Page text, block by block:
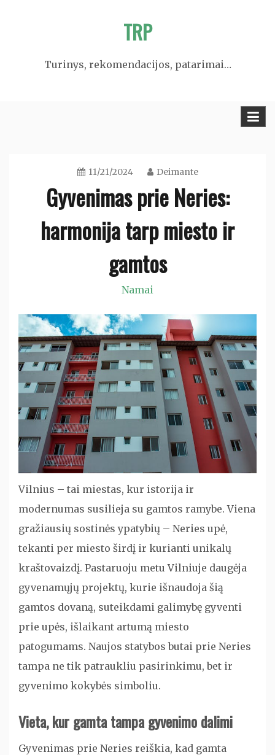
TRP
Turinys, rekomendacijos, patarimai…
11/21/2024 Deimante
Gyvenimas prie Neries:
harmonija tarp miesto ir
gamtos
Namai
Vilnius – tai miestas, kur istorija ir
modernumas susilieja su gamtos ramybe. Viena
gražiausių sostinės ypatybių – Neries upė,
tekanti per miesto širdį ir kurianti unikalų
kraštovaizdį. Pastaruoju metu Vilniuje daugėja
gyvenamųjų projektų, kurie išnaudoja šią
gamtos dovaną, suteikdami galimybę gyventi
prie upės, išlaikant artumą miesto
patogumams. Naujos statybos butai prie Neries
tampa ne tik patraukliu pasirinkimu, bet ir
gyvenimo kokybės simboliu.
Vieta, kur gamta tampa gyvenimo dalimi
Gyvenimas prie Neries reiškia, kad gamta